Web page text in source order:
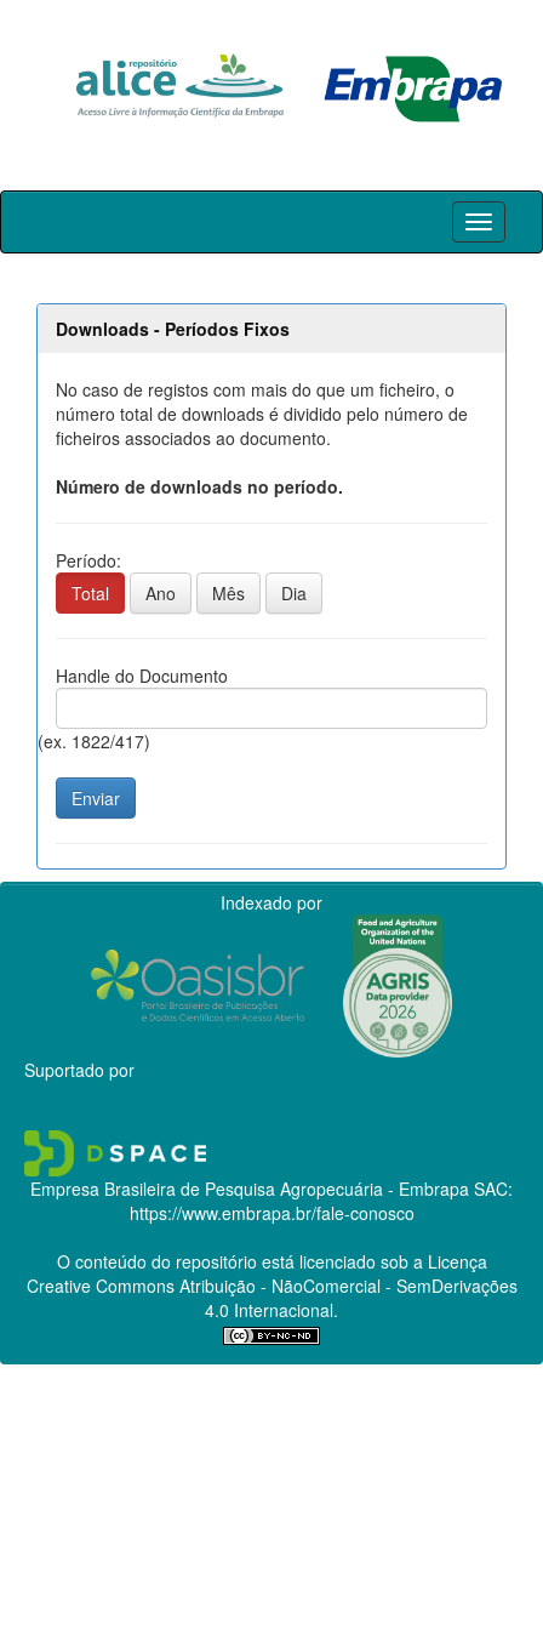
Skip
Downloads - Períodos Fixos
No caso de registos com mais do que um ficheiro, o
número total de downloads é dividido pelo número de
ficheiros associados ao documento.
Número de downloads no período.
Período:
Total
Ano Mês Dia
Handle do Documento
(ex. 1822/417)
Indexado por
Suportado por
Empresa Brasileira de Pesquisa Agropecuária - Embrapa SAC:
https://www.embrapa.br/fale-conosco
O conteúdo do repositório está licenciado sob a Licença
Creative CommonsAtribuição - NãoComercial - SemDerivações
4.0 Internacional.